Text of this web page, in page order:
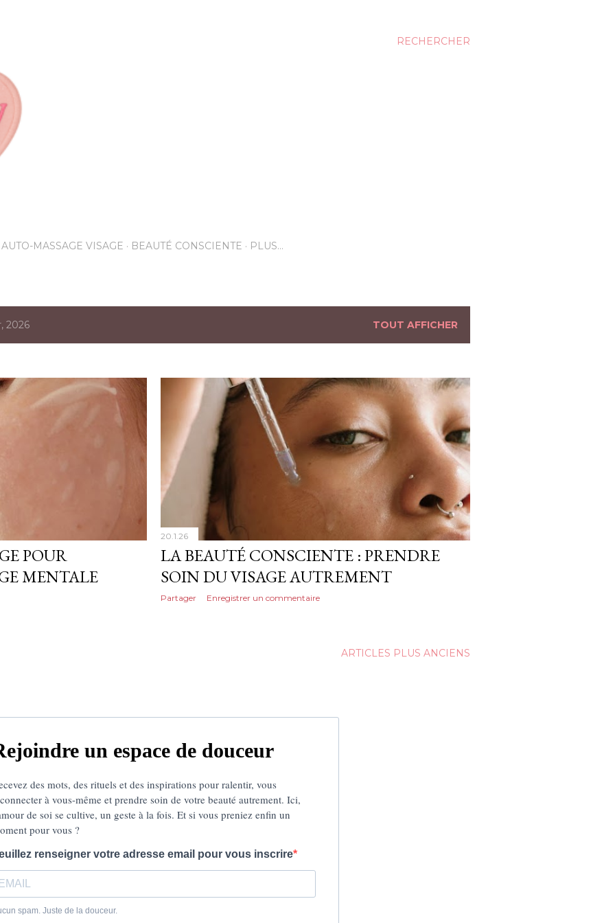
RECHERCHER
AUTO-MASSAGE VISAGE BEAUTÉ CONSCIENTE PLUS…
2026 TOUT AFFICHER
POUR
MENTALE
20.1.26
LA BEAUTÉ CONSCIENTE : PRENDRE
SOIN DU VISAGE AUTREMENT
Partager Enregistrer un commentaire
ARTICLES PLUS ANCIENS
un espace de douceur
des mots, des rituels et des inspirations pour ralentir, vous
à vous-même et prendre soin de votre beauté autrement. Ici,
de soi se cultive, un geste à la fois. Et si vous preniez enfin un
pour vous ?
renseigner votre adresse email pour vous inscrire
spam. Juste de la douceur.